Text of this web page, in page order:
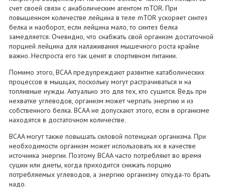
счет своей связи с анаболическим агентом mTOR. При
повышенном количестве лейцина в теле mTOR ускоряет синтез
белка и наоборот, если лейцина мало, то синтез белка
замедляется. Очевидно, что снабжать свой организм достаточной
порцией лейцина для налаживания мышечного роста крайне
важно. Неспроста его так ценят в спортивном питании.
Помимо этого, BCAA предупреждают развитие катаболических
процессов в мышцах, поскольку могут растрачиваться и на
топливные нужды. Актуально это для тех, кто сушится. Ведь при
нехватке углеводов, организм может черпать энергию и из
собственного белка. BCAA не допускают этого, если в организме
находятся в достаточном количестве.
BCAA могут также повышать силовой потенциал организма. При
необходимости организм может использовать их в качестве
источника энергии. Поэтому BCAA часто потребляют во время
сушки или диеты, когда приходится снижать порцию
потребляемых углеводов, а энергию организму откуда-то брать
надо.